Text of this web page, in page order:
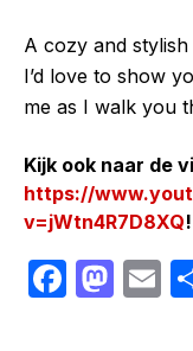
A cozy and stylish
I’d love to show
me as I walk you
Kijk ook naar de
https://
v=jWtn4R7D8XQ!
F
M E